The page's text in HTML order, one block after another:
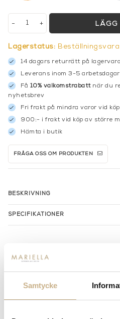
Samtycke
+
- LÄGG
Lagerstatus:
14 dagars returrätt på
Leverans inom 3-5
Få 10% välkomstrabattnär du
nyhetsbrev
Fri frakt på mindra varor vid
900:- i frakt vid köp av större
Hämta i butik
FRÅGA OSS OM PRODUKTEN
BESKRIVNING
SPECIFIKATIONER
MER FRÅN SLIM AARONS